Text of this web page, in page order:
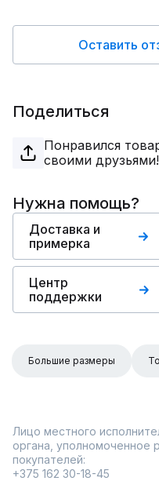
Оставить
Поделиться
Понравился
своими друзьями!
Нужна помощь?
Доставка и
примерка
Центр
поддержки
Большие размеры
Лицо местного
органа, уполномоченное
покупателей:
+375 162 30-18-45